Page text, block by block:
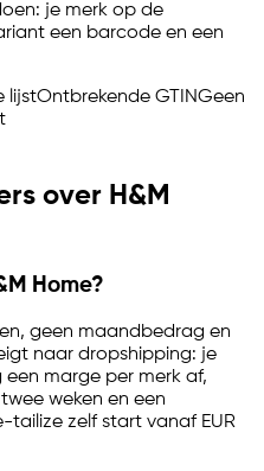
je merk op de
een barcode en een
lijstOntbrekende GTINGeen
over H&M
Home?
geen maandbedrag en
naar dropshipping: je
marge per merk af,
weken en een
tailize zelf start vanaf EUR